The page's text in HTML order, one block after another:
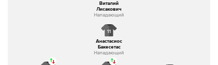
Виталий
Лисакович
Нападающий
11
Анастасиос
Бакесетас
Нападающий